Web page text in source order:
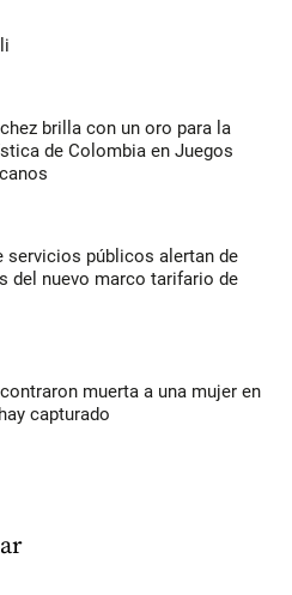
brilla con un oro para la
de Colombia en Juegos
servicios públicos alertan de
del nuevo marco tarifario de
muerta a una mujer en
capturado